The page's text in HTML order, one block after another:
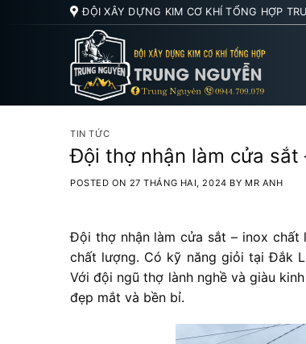
ĐỘI XÂY DỰNG KIM CƠ KHÍ TỔNG HỢP
TIN TỨC
Đội thợ nhận làm cửa
POSTED ON 27 THÁNG HAI, 2024 BY MR ANH
Đội thợ nhận làm cửa sắt – inox
chất lượng. Có kỹ năng giỏi tại Đắk
Với đội ngũ thợ lành nghề và giàu
đẹp mắt và bền bỉ.